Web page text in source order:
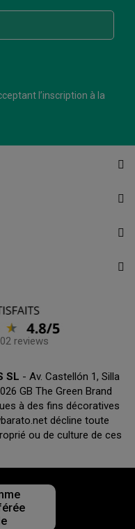
l’inscription à la
reviews
SL - Av. Castellón 1, Silla
GB The Green Brand
à des fins décoratives
décline toute
ou de culture de ces